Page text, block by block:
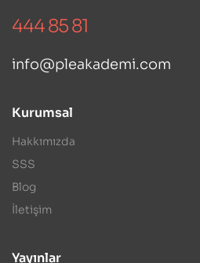
444 85 81
info@pleakademi.com
Kurumsal
Hakkımızda
SSS
Blog
İletişim
Yayınlar